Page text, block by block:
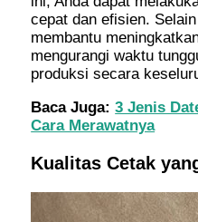
cepat dan efisien.
membantu
mengurangi waktu
produksi secara
Baca Juga:3 Jenis
Cara Merawatnya
Kualitas Cetak